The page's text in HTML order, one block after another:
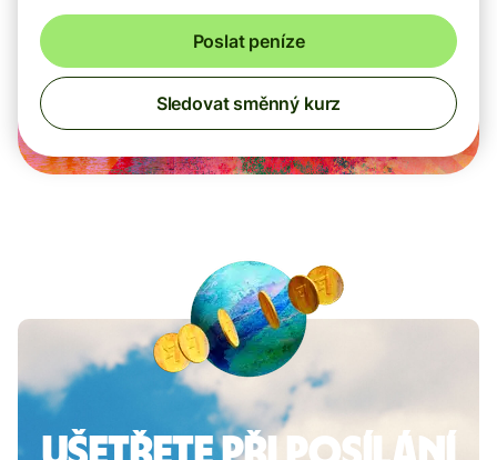
Poslat peníze
Sledovat směnný kurz